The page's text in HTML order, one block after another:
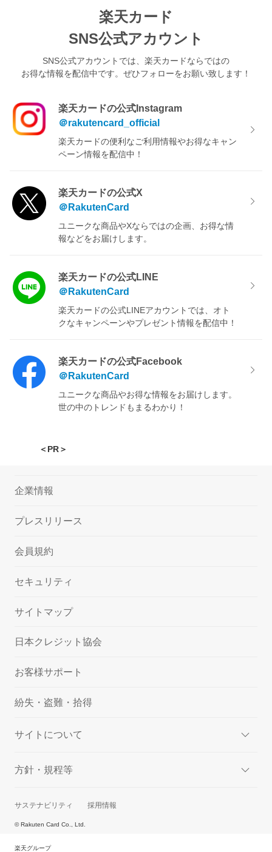
楽天カード
SNS公式アカウント
SNS公式アカウントでは、楽天カードならではの
お得な情報を配信中です。 ぜひフォローをお願い致します！
楽天カードの公式Instagram
＠rakutencard_official
楽天カードの便利なご利用情報やお得なキャン
ペーン情報を配信中！
楽天カードの公式X
＠RakutenCard
ユニークな商品やXならではの企画、お得な情
報などをお届けします。
楽天カードの公式LINE
＠RakutenCard
楽天カードの公式LINEアカウントでは、オト
クなキャンペーンやプレゼント情報を配信中！
楽天カードの公式Facebook
＠RakutenCard
ユニークな商品やお得な情報をお届けします。
世の中のトレンドもまるわかり！
＜PR＞
企業情報
プレスリリース
会員規約
セキュリティ
サイトマップ
日本クレジット協会
お客様サポート
紛失・盗難・拾得
サイトについて
方針・規程等
サステナビリティ 採用情報
© Rakuten Card Co., Ltd.
楽天グループ